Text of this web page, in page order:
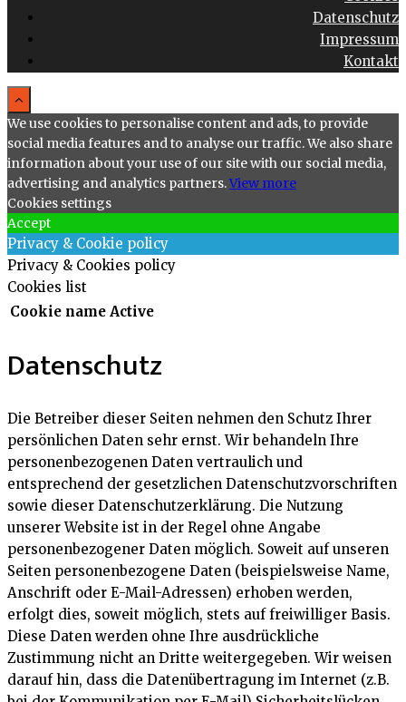
Datenschutz
Impressum
Kontakt
We use cookies to personalise content and ads, to provide
social media features and to analyse our traffic. We also share
information about your use of our site with our social media,
advertising and analytics partners.View more
Cookies settings
Accept
Privacy & Cookie policy
Privacy & Cookies policy
Cookies list
Cookie name Active
Datenschutz
Die Betreiber dieser Seiten nehmen den Schutz Ihrer
persönlichen Daten sehr ernst. Wir behandeln Ihre
personenbezogenen Daten vertraulich und
entsprechend der gesetzlichen Datenschutzvorschriften
sowie dieser Datenschutzerklärung. Die Nutzung
unserer Website ist in der Regel ohne Angabe
personenbezogener Daten möglich. Soweit auf unseren
Seiten personenbezogene Daten (beispielsweise Name,
Anschrift oder E-Mail-Adressen) erhoben werden,
erfolgt dies, soweit möglich, stets auf freiwilliger Basis.
Diese Daten werden ohne Ihre ausdrückliche
Zustimmung nicht an Dritte weitergegeben. Wir weisen
darauf hin, dass die Datenübertragung im Internet (z.B.